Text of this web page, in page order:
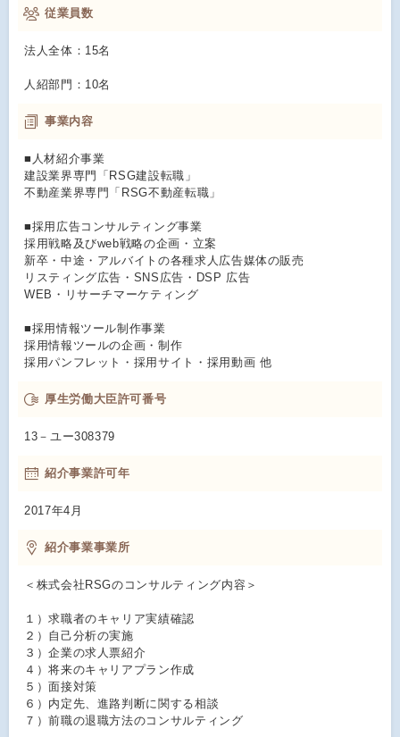
従業員数
法人全体：15名
人紹部門：10名
事業内容
■人材紹介事業
建設業界専門「RSG建設転職」
不動産業界専門「RSG不動産転職」
■採用広告コンサルティング事業
採用戦略及びweb戦略の企画・立案
新卒・中途・アルバイトの各種求人広告媒体の販売
リスティング広告・SNS広告・DSP 広告
WEB・リサーチマーケティング
■採用情報ツール制作事業
採用情報ツールの企画・制作
採用パンフレット・採用サイト・採用動画 他
厚生労働大臣許可番号
13－ユー308379
紹介事業許可年
2017年4月
紹介事業事業所
＜株式会社RSGのコンサルティング内容＞
１）求職者のキャリア実績確認
２）自己分析の実施
３）企業の求人票紹介
４）将来のキャリアプラン作成
５）面接対策
６）内定先、進路判断に関する相談
７）前職の退職方法のコンサルティング